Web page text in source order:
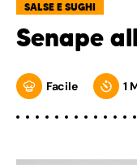
SALSE E SUGHI
Senape
Facile 1